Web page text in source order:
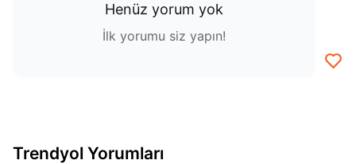
Henüz yorum yok
İlk yorumu siz yapın!
Trendyol Yorumları